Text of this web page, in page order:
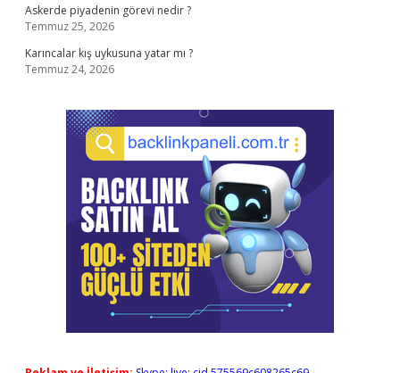
Askerde piyadenin görevi nedir ?
Temmuz 25, 2026
Karıncalar kış uykusuna yatar mı ?
Temmuz 24, 2026